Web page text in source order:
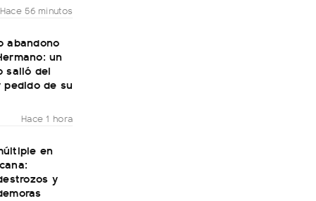
Hace 56 minutos
abandono
un
salió del
pedido de su
Hace 1 hora
en
y